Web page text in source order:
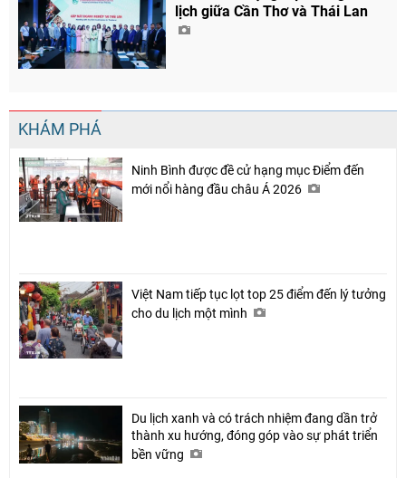
lịch giữa Cần Thơ và Thái Lan
KHÁM PHÁ
Ninh Bình được đề cử hạng mục Điểm đến
mới nổi hàng đầu châu Á 2026
Việt Nam tiếp tục lọt top 25 điểm đến lý tưởng
cho du lịch một mình
Du lịch xanh và có trách nhiệm đang dần trở
thành xu hướng, đóng góp vào sự phát triển
bền vững